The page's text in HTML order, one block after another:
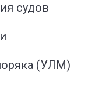
судов
(УЛМ)